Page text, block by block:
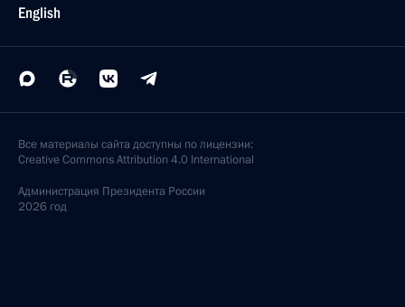
English
Все материалы сайта доступны по лицензии:
Creative Commons Attribution 4.0 International
Администрация Президента России
2026 год